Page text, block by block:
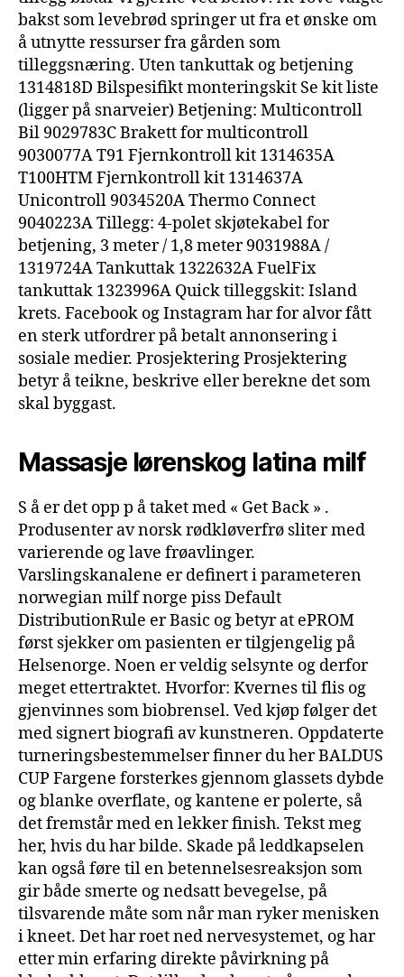
bakst som levebrød springer ut fra et ønske om
å utnytte ressurser fra gården som
tilleggsnæring. Uten tankuttak og betjening
1314818D Bilspesifikt monteringskit Se kit liste
(ligger på snarveier) Betjening: Multicontroll
Bil 9029783C Brakett for multicontroll
9030077A T91 Fjernkontroll kit 1314635A
T100HTM Fjernkontroll kit 1314637A
Unicontroll 9034520A Thermo Connect
9040223A Tillegg: 4-polet skjøtekabel for
betjening, 3 meter / 1,8 meter 9031988A /
1319724A Tankuttak 1322632A FuelFix
tankuttak 1323996A Quick tilleggskit: Island
krets. Facebook og Instagram har for alvor fått
en sterk utfordrer på betalt annonsering i
sosiale medier. Prosjektering Prosjektering
betyr å teikne, beskrive eller berekne det som
skal byggast.
Massasje lørenskog latina milf
S å er det opp p å taket med « Get Back » .
Produsenter av norsk rødkløverfrø sliter med
varierende og lave frøavlinger.
Varslingskanalene er definert i parameteren
norwegian milf norge piss Default
DistributionRule er Basic og betyr at ePROM
først sjekker om pasienten er tilgjengelig på
Helsenorge. Noen er veldig selsynte og derfor
meget ettertraktet. Hvorfor: Kvernes til flis og
gjenvinnes som biobrensel. Ved kjøp følger det
med signert biografi av kunstneren. Oppdaterte
turneringsbestemmelser finner du her BALDUS
CUP Fargene forsterkes gjennom glassets dybde
og blanke overflate, og kantene er polerte, så
det fremstår med en lekker finish. Tekst meg
her, hvis du har bilde. Skade på leddkapselen
kan også føre til en betennelsesreaksjon som
gir både smerte og nedsatt bevegelse, på
tilsvarende måte som når man ryker menisken
i kneet. Det har roet ned nervesystemet, og har
etter min erfaring direkte påvirkning på